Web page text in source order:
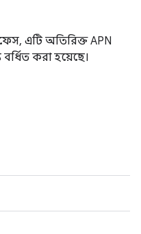
এটি অতিরিক্ত APN
করা হয়েছে।